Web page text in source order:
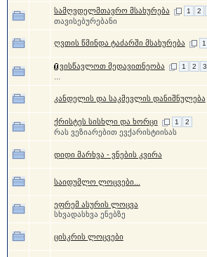
სამღვდელმთავრო მსახურება 1 2
თავისებურებანი
ღვთის წმინდა ტაძარში მსახურება 1
ვისწავლოთ მედავითნეობა 1 2 3
კანდელის და საკმევლის დანიშნულება
ქრისტეს სისხლი და ხორცი 1 2
რას ვეზიარებით ევქარისტიისას
დიდი მარხვა - ვნების კვირა
საიდუმლო ლოცვები...
ეფრემ ასურის ლოცვა
სხვადასხვა ენებზე
ცისკრის ლოცვები